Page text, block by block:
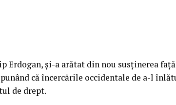
Erdogan, și-a arătat din nou susţinerea
că încercările occidentale de a-l
de drept.